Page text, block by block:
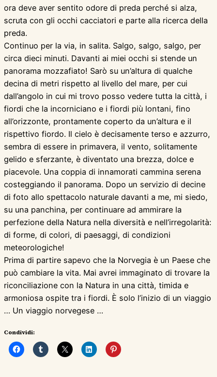
ora deve aver sentito odore di preda perché si alza,
scruta con gli occhi cacciatori e parte alla ricerca della
preda.
Continuo per la via, in salita. Salgo, salgo, salgo, per
circa dieci minuti. Davanti ai miei occhi si stende un
panorama mozzafiato! Sarò su un’altura di qualche
decina di metri rispetto al livello del mare, per cui
dall’angolo in cui mi trovo posso vedere tutta la città, i
fiordi che la incorniciano e i fiordi più lontani, fino
all’orizzonte, prontamente coperto da un’altura e il
rispettivo fiordo. Il cielo è decisamente terso e azzurro,
sembra di essere in primavera, il vento, solitamente
gelido e sferzante, è diventato una brezza, dolce e
piacevole. Una coppia di innamorati cammina serena
costeggiando il panorama. Dopo un servizio di decine
di foto allo spettacolo naturale davanti a me, mi siedo,
su una panchina, per continuare ad ammirare la
perfezione della Natura nella diversità e nell’irregolarità:
di forme, di colori, di paesaggi, di condizioni
meteorologiche!
Prima di partire sapevo che la Norvegia è un Paese che
può cambiare la vita. Mai avrei immaginato di trovare la
riconciliazione con la Natura in una città, timida e
armoniosa ospite tra i fiordi. È solo l’inizio di un viaggio
… Un viaggio norvegese …
Condividi: